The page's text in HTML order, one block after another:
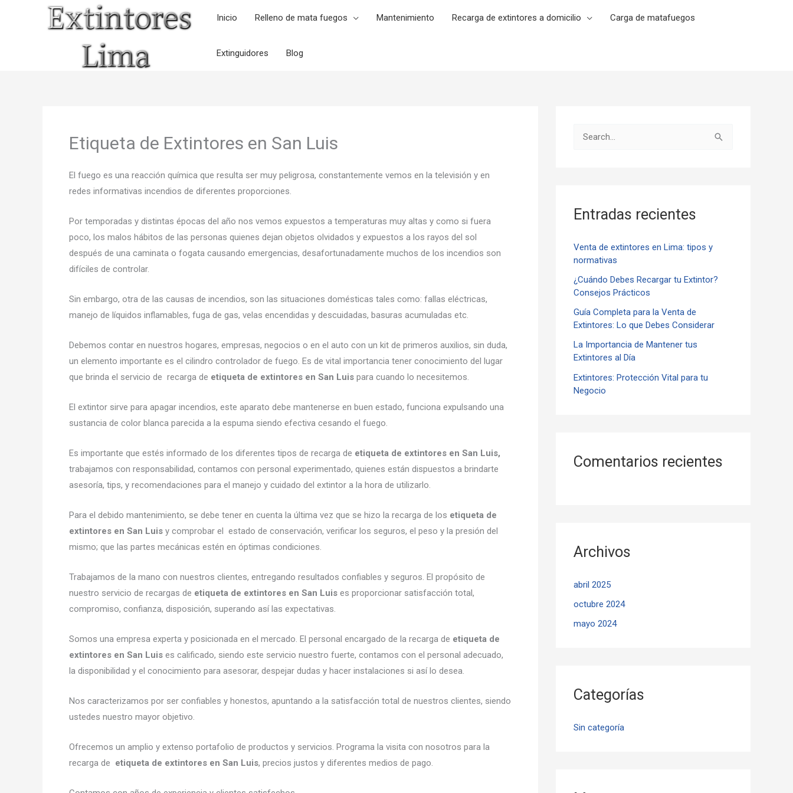
Inicio Relleno de mata fuegos Mantenimiento Recarga de extintores a domicilio Carga de matafuegos
Extinguidores Blog
Etiqueta de Extintores en San Luis
El fuego es una reacción química que resulta ser muy peligrosa, constantemente vemos en la televisión y en
redes informativas incendios de diferentes proporciones.
Por temporadas y distintas épocas del año nos vemos expuestos a temperaturas muy altas y como si fuera
poco, los malos hábitos de las personas quienes dejan objetos olvidados y expuestos a los rayos del sol
después de una caminata o fogata causando emergencias, desafortunadamente muchos de los incendios son
difíciles de controlar.
Sin embargo, otra de las causas de incendios, son las situaciones domésticas tales como: fallas eléctricas,
manejo de líquidos inflamables, fuga de gas, velas encendidas y descuidadas, basuras acumuladas etc.
Debemos contar en nuestros hogares, empresas, negocios o en el auto con un kit de primeros auxilios, sin duda,
un elemento importante es el cilindro controlador de fuego. Es de vital importancia tener conocimiento del lugar
que brinda el servicio de recarga de etiqueta de extintores en San Luis para cuando lo necesitemos.
El extintor sirve para apagar incendios, este aparato debe mantenerse en buen estado, funciona expulsando una
sustancia de color blanca parecida a la espuma siendo efectiva cesando el fuego.
Es importante que estés informado de los diferentes tipos de recarga de etiqueta de extintores en San Luis,
trabajamos con responsabilidad, contamos con personal experimentado, quienes están dispuestos a brindarte
asesoría, tips, y recomendaciones para el manejo y cuidado del extintor a la hora de utilizarlo.
Para el debido mantenimiento, se debe tener en cuenta la última vez que se hizo la recarga de los etiqueta de
extintores en San Luis y comprobar el estado de conservación, verificar los seguros, el peso y la presión del
mismo; que las partes mecánicas estén en óptimas condiciones.
Trabajamos de la mano con nuestros clientes, entregando resultados confiables y seguros. El propósito de
nuestro servicio de recargas de etiqueta de extintores en San Luis es proporcionar satisfacción total,
compromiso, confianza, disposición, superando así las expectativas.
Somos una empresa experta y posicionada en el mercado. El personal encargado de la recarga de etiqueta de
extintores en San Luis es calificado, siendo este servicio nuestro fuerte, contamos con el personal adecuado,
la disponibilidad y el conocimiento para asesorar, despejar dudas y hacer instalaciones si así lo desea.
Nos caracterizamos por ser confiables y honestos, apuntando a la satisfacción total de nuestros clientes, siendo
ustedes nuestro mayor objetivo.
Ofrecemos un amplio y extenso portafolio de productos y servicios. Programa la visita con nosotros para la
recarga de etiqueta de extintores en San Luis, precios justos y diferentes medios de pago.
a
p
o
r
Entradas recientes
Venta de extintores en Lima: tipos y
normativas
¿Cuándo Debes Recargar tu Extintor?
Consejos Prácticos
Guía Completa para la Venta de
Extintores: Lo que Debes Considerar
La Importancia de Mantener tus
Extintores al Día
Extintores: Protección Vital para tu
Negocio
Comentarios recientes
Archivos
abril 2025
octubre 2024
mayo 2024
Categorías
Sin categoría